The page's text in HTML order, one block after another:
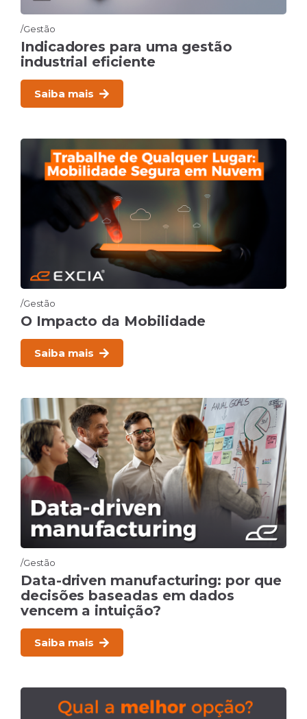
Gestão
Indicadores para uma gestão
industrial eficiente
Saiba mais
Gestão
O Impacto da Mobilidade
Saiba mais
Gestão
Data-driven manufacturing: por que
decisões baseadas em dados
vencem a intuição?
Saiba mais